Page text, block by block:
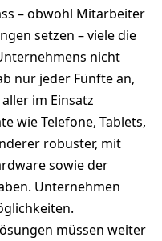
– obwohl Mitarbeiter
setzen – viele die
nicht
nur jeder Fünfte an,
im Einsatz
wie Telefone, Tablets,
robuster, mit
sowie der
Unternehmen
müssen weiter